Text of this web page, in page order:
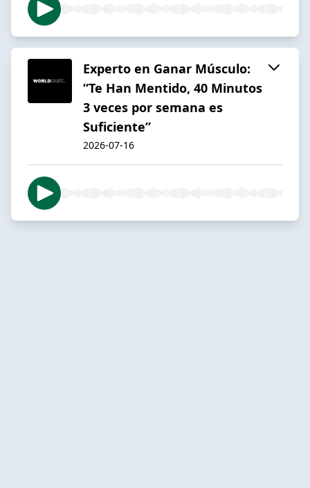
Experto en Ganar Músculo:
“Te Han Mentido, 40 Minutos
3 veces por semana es
Suficiente”
2026-07-16